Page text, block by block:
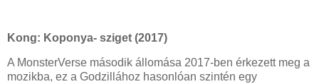
Kong: Koponya- sziget (2017)
A MonsterVerse második állomása 2017-ben érkezett meg a
mozikba, ez a Godzillához hasonlóan szintén egy